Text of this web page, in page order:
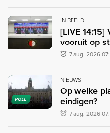
IN BEELD
[LIVE
vooruit op
7 aug. 2026
POLL
NIEUWS
Op welke
eindigen?
7 aug. 2026